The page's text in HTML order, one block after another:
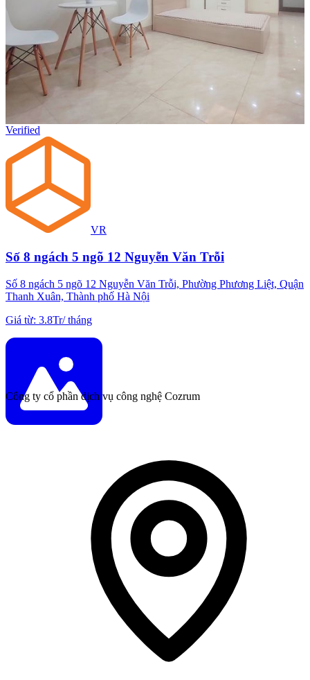
Verified
VR
Số 8 ngách 5 ngõ 12 Nguyễn Văn Trỗi
Số 8 ngách 5 ngõ 12 Nguyễn Văn Trỗi, Phường Phương Liệt, Quận
Thanh Xuân, Thành phố Hà Nội
Giá từ: 3.8Tr/tháng
Công ty cổ phần dịch vụ công nghệ Cozrum